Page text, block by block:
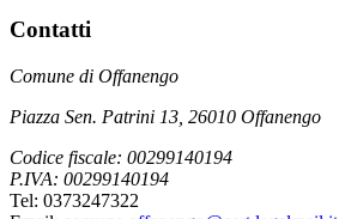
Contatti
Comune di Offanengo
Piazza Sen. Patrini 13, 26010 Offanengo
Codice fiscale: 00299140194
P.IVA: 00299140194
Tel: 0373247322